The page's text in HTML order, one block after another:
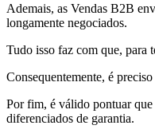
Ademais, as Vendas B2B
longamente negociados.
Tudo isso faz com que, para
Consequentemente, é
Por fim, é válido pontuar que
diferenciados de garantia.